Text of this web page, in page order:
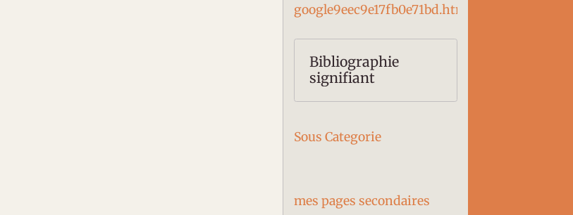
google9eec9e17fb0e71bd.htm
Bibliographie
signifiant
Sous Categorie
mes pages secondaires